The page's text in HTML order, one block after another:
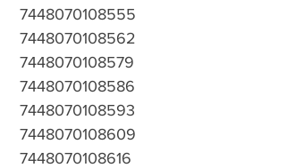
7448070108555
7448070108562
7448070108579
7448070108586
7448070108593
7448070108609
7448070108616